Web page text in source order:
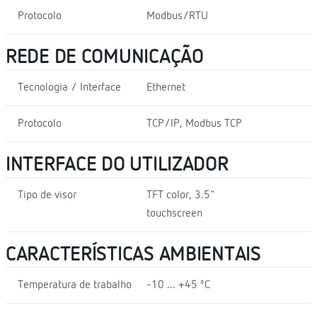
Protocolo Modbus/RTU
REDE DE COMUNICAÇÃO
Tecnologia / Interface Ethernet
Protocolo TCP/IP, Modbus TCP
INTERFACE DO UTILIZADOR
Tipo de visor
TFT color, 3.5"
touchscreen
CARACTERÍSTICAS AMBIENTAIS
Temperatura de trabalho -10 ... +45 ºC